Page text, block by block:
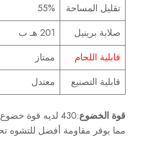
تقليل المساحة 55%
صلابة برينيل
201 هـ ب
قابلية اللحام
ممتاز
قابلية التصنيع
معتدل
قوة الخضوع
مما يوفر مقاومة أفضل للتشوه